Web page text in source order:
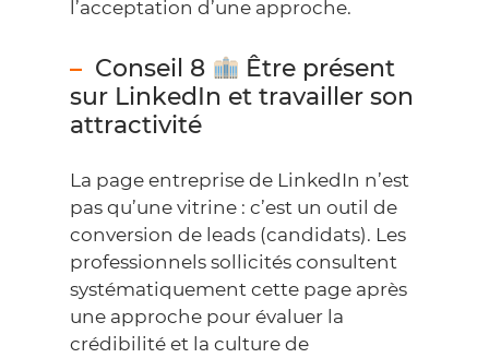
l’acceptation d’une approche.
Conseil 8
Être présent
sur LinkedIn et travailler son
attractivité
La page entreprise de LinkedIn n’est
pas qu’une vitrine : c’est un outil de
conversion de leads (candidats). Les
professionnels sollicités consultent
systématiquement cette page après
une approche pour évaluer la
crédibilité et la culture de